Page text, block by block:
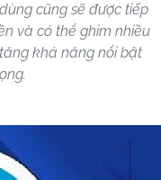
cũng sẽ được tiếp
và có thể ghim nhiều
khả năng nổi bật